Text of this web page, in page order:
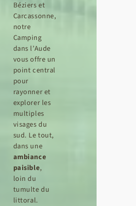
Béziers et
Carcassonne,
notre
Camping
dans l’Aude
vous offre un
point central
pour
rayonner et
explorer les
multiples
visages du
sud. Le tout,
dans une
ambiance
paisible,
loin du
tumulte du
littoral.